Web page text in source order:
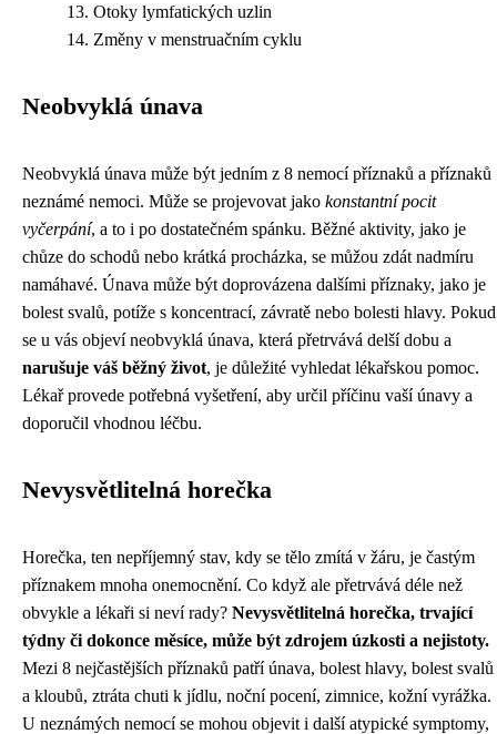
Otoky lymfatických uzlin
Změny v menstruačním cyklu
Neobvyklá únava
Neobvyklá únava může být jedním z 8 nemocí příznaků a příznaků
neznámé nemoci. Může se projevovat jako konstantní pocit
vyčerpání, a to i po dostatečném spánku. Běžné aktivity, jako je
chůze do schodů nebo krátká procházka, se můžou zdát nadmíru
namáhavé. Únava může být doprovázena dalšími příznaky, jako je
bolest svalů, potíže s koncentrací, závratě nebo bolesti hlavy. Pokud
se u vás objeví neobvyklá únava, která přetrvává delší dobu a
narušuje váš běžný život, je důležité vyhledat lékařskou pomoc.
Lékař provede potřebná vyšetření, aby určil příčinu vaší únavy a
doporučil vhodnou léčbu.
Nevysvětlitelná horečka
Horečka, ten nepříjemný stav, kdy se tělo zmítá v žáru, je častým
příznakem mnoha onemocnění. Co když ale přetrvává déle než
obvykle a lékaři si neví rady? Nevysvětlitelná horečka, trvající
týdny či dokonce měsíce, může být zdrojem úzkosti a nejistoty.
Mezi 8 nejčastějších příznaků patří únava, bolest hlavy, bolest svalů
a kloubů, ztráta chuti k jídlu, noční pocení, zimnice, kožní vyrážka.
U neznámých nemocí se mohou objevit i další atypické symptomy,